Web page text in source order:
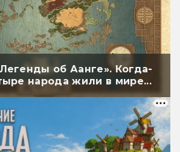
об Аанге». Когда-
народа жили в мире...